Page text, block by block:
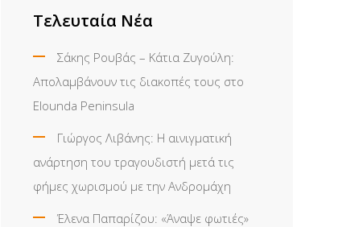
Τελευταία Νέα
Σάκης Ρουβάς – Κάτια Ζυγούλη:
Απολαμβάνουν τις διακοπές τους στο
Elounda Peninsula
Γιώργος Λιβάνης: Η αινιγματική
ανάρτηση του τραγουδιστή μετά τις
φήμες χωρισμού με την Ανδρομάχη
Έλενα Παπαρίζου: «Άναψε φωτιές»